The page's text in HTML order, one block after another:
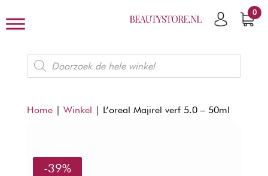
0
Producten
zoeken
Home| Winkel | L’oreal Majirel verf 5.0 – 50ml
-39%